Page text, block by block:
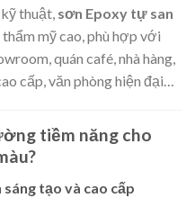
thuật, sơn Epoxy tự san
mỹ cao, phù hợp với
quán café, nhà hàng,
cấp, văn phòng hiện đại…
tiềm năng cho
tạo và cao cấp